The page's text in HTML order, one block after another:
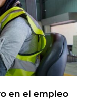
en el empleo